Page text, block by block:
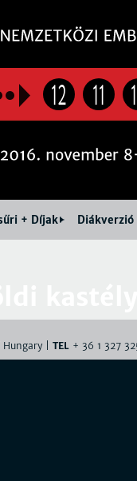
12 11
+ Díjak Diákverzió
Hungary | TEL + 36 1 327